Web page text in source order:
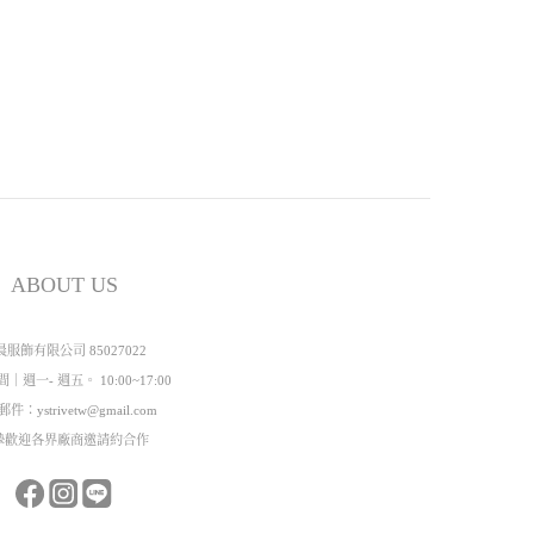
ABOUT US
服飾有限公司 85027022
｜週一- 週五。 10:00~17:00
件：ystrivetw@gmail.com
歡迎各界廠商邀請約合作